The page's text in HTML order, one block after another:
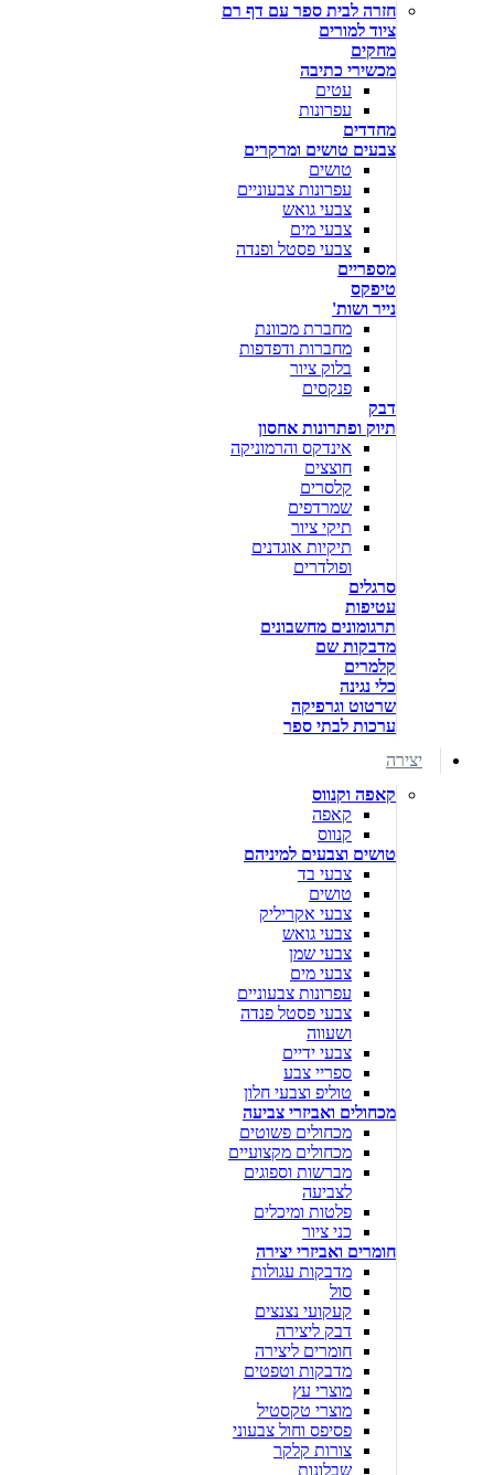
חזרה לבית ספר עם דף רם
ציוד למורים
מחקים
מכשירי כתיבה
עטים
עפרונות
מחדדים
צבעים טושים ומרקרים
טושים
עפרונות צבעוניים
צבעי גואש
צבעי מים
צבעי פסטל ופנדה
מספריים
טיפקס
נייר ושות'
מחברת מכוונת
מחברות ודפדפות
בלוק ציור
פנקסים
דבק
תיוק ופתרונות אחסון
אינדקס והרמוניקה
חוצצים
קלסרים
שמרדפים
תיקי ציור
תיקיות אוגדנים
ופולדרים
סרגלים
עטיפות
תרגומונים מחשבונים
מדבקות שם
קלמרים
כלי נגינה
שרטוט וגרפיקה
ערכות לבתי ספר
יצירה
קאפה וקנווס
קאפה
קנווס
טושים וצבעים למיניהם
צבעי בד
טושים
צבעי אקריליק
צבעי גואש
צבעי שמן
צבעי מים
עפרונות צבעוניים
צבעי פסטל פנדה
ושעווה
צבעי ידיים
ספריי צבע
טוליפ וצבעי חלון
מכחולים ואביזרי צביעה
מכחולים פשוטים
מכחולים מקצועיים
מברשות וספוגים
לצביעה
פלטות ומיכלים
כני ציור
חומרים ואביזרי יצירה
מדבקות עגולות
סול
קעקועי נצנצים
דבק ליצירה
חומרים ליצירה
מדבקות וטפטים
מוצרי עץ
מוצרי טקסטיל
פסיפס וחול צבעוני
צורות קלקר
שבלונות